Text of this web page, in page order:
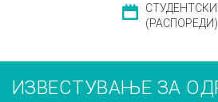
(РАСПОРЕДИ)
ИЗВЕСТУВАЊЕ ЗА